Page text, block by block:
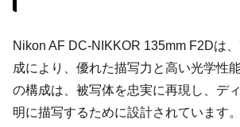
Nikon AF DC-NIKKOR 135mm F2Dは
成により、優れた描写力と高い光学性
の構成は、被写体を忠実に再現し、デ
明に描写するために設計されています